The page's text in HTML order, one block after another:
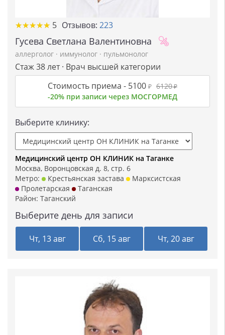
★★★★★
★★★★★ 5 Отзывов: 223
Гусева Светлана Валентиновна
аллерголог · иммунолог · пульмонолог
Стаж 38 лет · Врач высшей категории
Стоимость приема - 5100 ₽ 6120₽
-20% при записи через МОСГОРМЕД
Выберите клинику:
Медицинский центр ОН КЛИНИК на Таганке
Москва, Воронцовская д. 8, стр. 6
Метро:
Крестьянская застава
Марксистская
Пролетарская
Таганская
Район: Таганский
Выберите день для записи
Чт, 13 авг Сб, 15 авг Чт, 20 авг